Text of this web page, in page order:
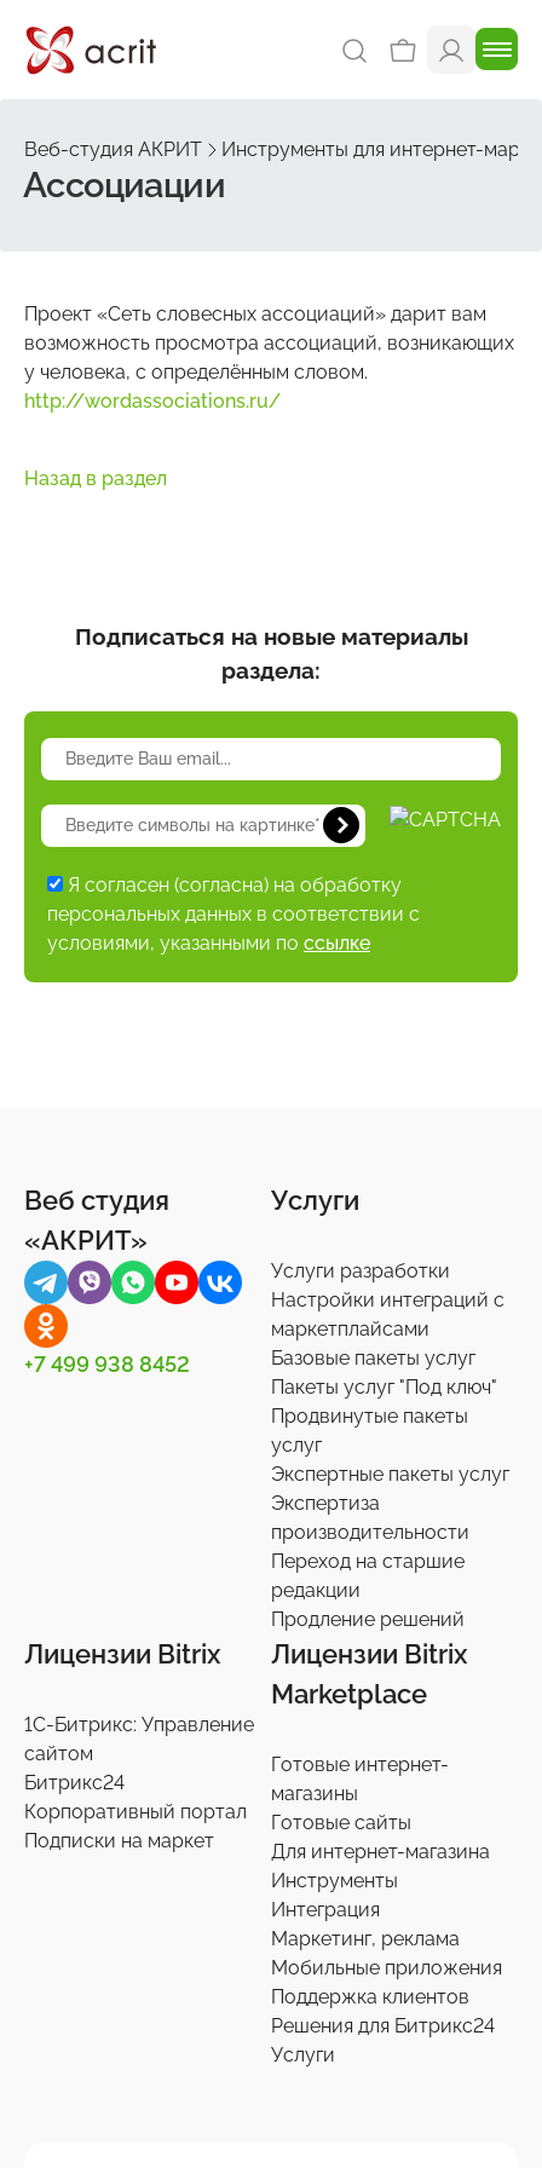
Веб-студия АКРИТ Инструменты для интернет-
Ассоциации
Проект «Сеть словесных ассоциаций» дарит вам
возможность просмотра ассоциаций, возникающих
у человека, с определённым словом.
http://wordassociations.ru/
Назад в раздел
Подписаться на новые материалы
раздела:
Я согласен (согласна) на обработку
персональных данных в соответствии с
условиями, указанными по ссылке
Веб студия
«АКРИТ»
+7 499 938 8452
Услуги
Услуги разработки
Настройки интеграций с
маркетплайсами
Базовые пакеты услуг
Пакеты услуг "Под ключ"
Продвинутые пакеты
услуг
Экспертные пакеты услуг
Экспертиза
производительности
Переход на старшие
редакции
Продление решений
Лицензии Bitrix
1С-Битрикс: Управление
сайтом
Битрикс24
Корпоративный портал
Подписки на маркет
Лицензии Bitrix
Marketplace
Готовые интернет-
магазины
Готовые сайты
Для интернет-магазина
Инструменты
Интеграция
Маркетинг, реклама
Мобильные приложения
Поддержка клиентов
Решения для Битрикс24
Услуги